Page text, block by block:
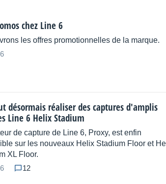
chez Line 6
les offres promotionnelles de la marque.
désormais réaliser des captures d'amplis
Line 6 Helix Stadium
de capture de Line 6, Proxy, est enfin
sur les nouveaux Helix Stadium Floor et
XL Floor.
12